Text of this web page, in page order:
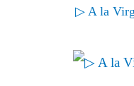
▷ A la